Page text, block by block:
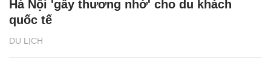
DU LỊCH
Hà Nội 'gây thương nhớ' cho du khách
quốc tế